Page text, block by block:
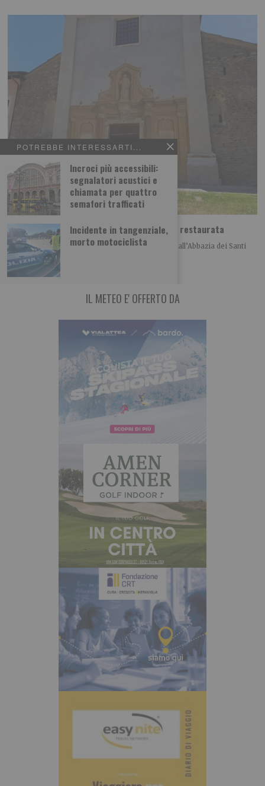
POTREBBE INTERESSARTI...
Incroci più accessibili:
segnalatori acustici e
chiamata per quattro
semafori trafficati
Incidente in tangenziale,
morto motociclista
Abbazia di Novalesa, nuova scala e facciata restaurata
Nell’anno del 1300° anniversario della fondazione, all’Abbazia dei Santi
Pietro e Andrea di Novalesa sono stati
IL METEO E' OFFERTO DA